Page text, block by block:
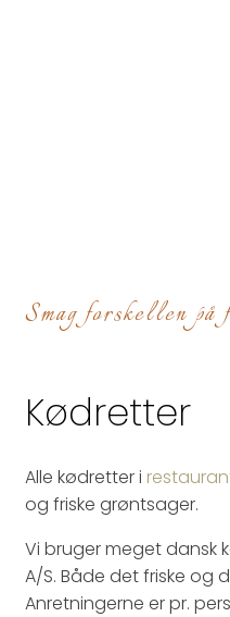
Smag forskellen på
Kødretter
Alle kødretter i
og friske grøntsager.
Vi bruger meget dansk
A/S. Både det friske og
Anretningerne er pr.